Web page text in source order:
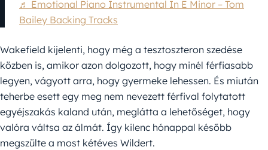
♬ Emotional Piano Instrumental In E Minor – Tom
Bailey Backing Tracks
Wakefield kijelenti, hogy még a tesztoszteron szedése
közben is, amikor azon dolgozott, hogy minél férfiasabb
legyen, vágyott arra, hogy gyermeke lehessen. És miután
teherbe esett egy meg nem nevezett férfival folytatott
egyéjszakás kaland után, meglátta a lehetőséget, hogy
valóra váltsa az álmát. Így kilenc hónappal később
megszülte a most kétéves Wildert.